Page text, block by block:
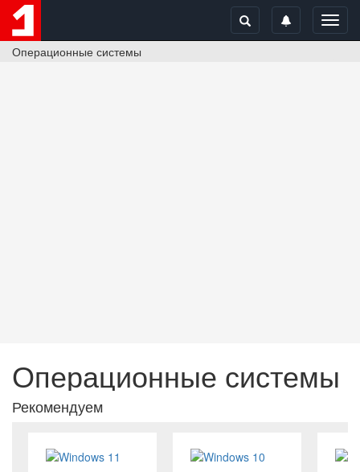
Операционные системы
Операционные системы
Рекомендуем